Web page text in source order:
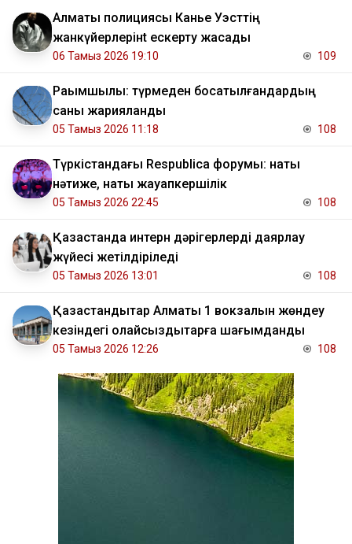
Алматы полициясы Канье Уэсттің
жанкүйерлерінt ескерту жасады
06 Тамыз 2026 19:10 109
Рақымшылық: түрмеден босатылғандардың
саны жарияланды
05 Тамыз 2026 11:18 108
Түркістандағы Respublica форумы: нақты
нәтиже, нақты жауапкершілік
05 Тамыз 2026 22:45 108
Қазақстанда интерн дәрігерлерді даярлау
жүйесі жетілдіріледі
05 Тамыз 2026 13:01 108
Қазақстандықтар Алматы 1 вокзалын жөндеу
кезіндегі қолайсыздықтарға шағымданды
05 Тамыз 2026 12:26 108